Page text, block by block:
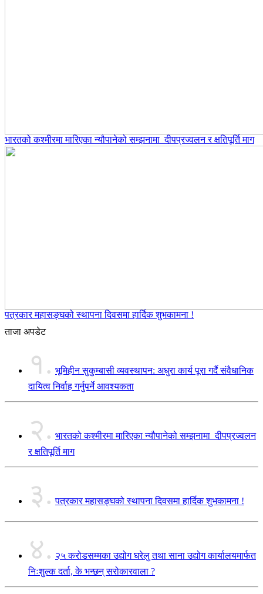
भारतको कश्मीरमा मारिएका न्यौपानेको सम्झनामा दीपप्रज्वलन र क्षतिपूर्ति माग
पत्रकार महासङ्घको स्थापना दिवसमा हार्दिक शुभकामना !
ताजा अपडेट
१. भूमिहीन सुकुम्बासी व्यवस्थापन: अधुरा कार्य पूरा गर्दै संवैधानिक
दायित्व निर्वाह गर्नुपर्ने आवश्यकता
२. भारतको कश्मीरमा मारिएका न्यौपानेको सम्झनामा दीपप्रज्वलन
र क्षतिपूर्ति माग
३. पत्रकार महासङ्घको स्थापना दिवसमा हार्दिक शुभकामना !
४. २५ करोडसम्मका उद्योग घरेलु तथा साना उद्योग कार्यालयमार्फत
निःशुल्क दर्ता, के भन्छन् सरोकारवाला ?